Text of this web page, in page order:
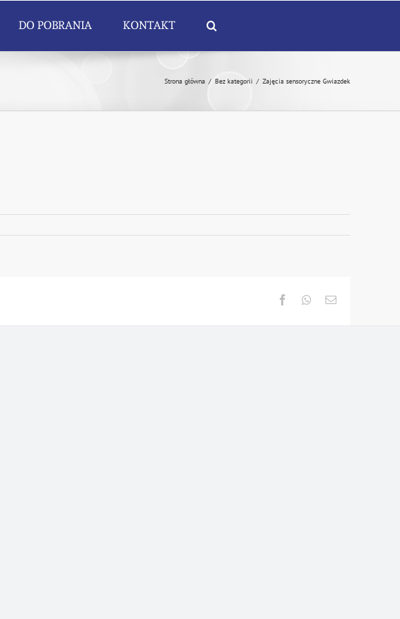
DO POBRANIA KONTAKT
Strona główna / Bez kategorii / Zajęcia sensoryczne Gwiazdek
FacebookWhatsapp
Email